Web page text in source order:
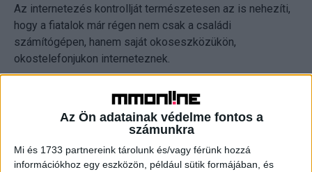
Az Ön adatainak védelme fontos a
számunkra
Mi és 1733 partnereink tárolunk és/vagy férünk hozzá
információkhoz egy eszközön, például sütik formájában, és
Az internetezés kontrollját természetesen az is nehezíti,
hogy a fiatalok már régen nem csak a családi
számítógépen, hanem saját okoseszközükön,
okostelefonjukon interneteznek.
A megkérdezett gyermekek többsége rendelkezik saját
okostelefonnal; e csoporton belül felülreprezentált a 12-
14 éves korosztály, ők közel 80 százalékban
dinamikusan, mintegy 30 százalékkal nőtt.